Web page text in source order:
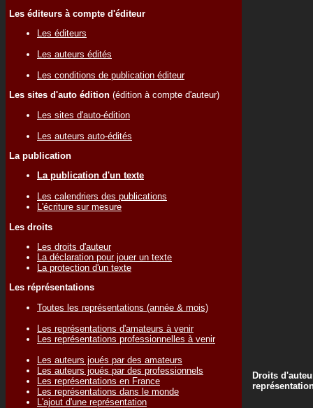
Les éditeurs à compte d'éditeur
Les éditeurs
Les auteurs édités
Les conditions de publication éditeur
Les sites d'auto édition (édition à compte d'auteur)
Les sites d'auto-édition
Les auteurs auto-édités
La publication
La publication d'un texte
Les calendriers des publications
L'écriture sur mesure
Les droits
Les droits d'auteur
La déclaration pour jouer un texte
La protection d'un texte
Les réprésentations
Toutes les représentations (année & mois)
Les représentations d'amateurs à venir
Les représentations professionnelles à venir
Les auteurs joués par des amateurs
Les auteurs joués par des professionnels
Les représentations en France
Les représentations dans le monde
L'ajout d'une représentation
Droits